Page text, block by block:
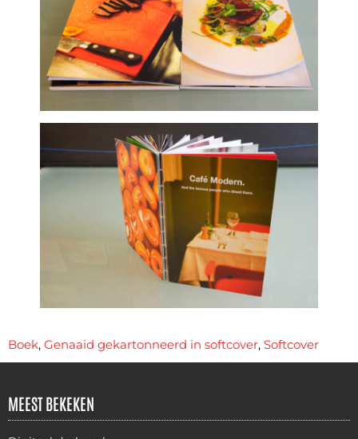
Boek, Genaaid gekartonneerd in softcover, Softcover
MEEST BEKEKEN